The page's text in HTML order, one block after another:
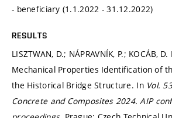
- beneficiary (1.1.2022 - 31.12.2022)
RESULTS
LISZTWAN, D.; NÁPRAVNÍK, P.; KOCÁB,
Mechanical Properties Identification of
the Historical Bridge Structure. In Vol.
Concrete and Composites 2024.AIP